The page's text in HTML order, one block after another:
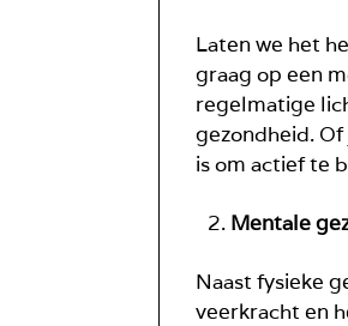
Laten we het
graag op een
regelmatige
gezondheid.
is om actief te
Mentale
Naast fysieke
veerkracht en